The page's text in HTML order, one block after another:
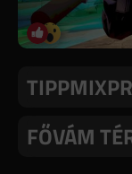
FŐVÁM